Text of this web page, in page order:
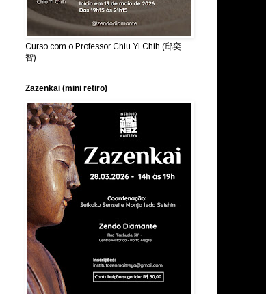
Curso com o Professor Chiu Yi Chih (邱奕
智)
Zazenkai (mini retiro)